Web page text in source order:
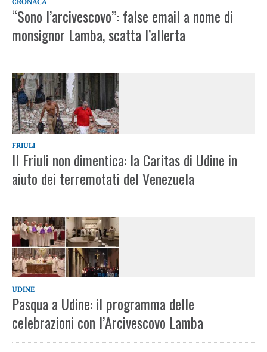
“Sono l’arcivescovo”: false email a nome di
monsignor Lamba, scatta l’allerta
FRIULI
Il Friuli non dimentica: la Caritas di Udine in
aiuto dei terremotati del Venezuela
UDINE
Pasqua a Udine: il programma delle
celebrazioni con l’Arcivescovo Lamba